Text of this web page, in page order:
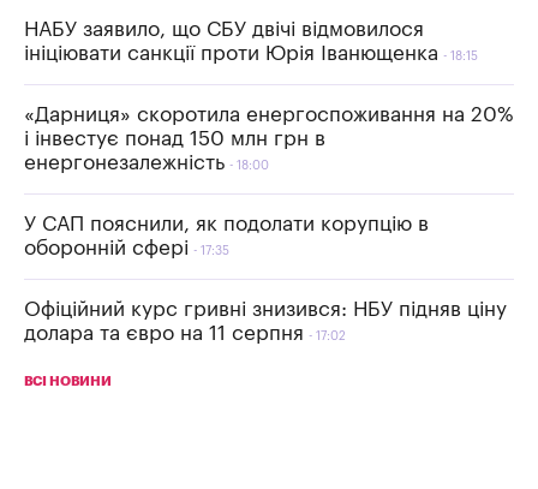
НАБУ заявило, що СБУ двічі відмовилося
ініціювати санкції проти Юрія Іванющенка
18:15
«Дарниця» скоротила енергоспоживання на 20%
і інвестує понад 150 млн грн в
енергонезалежність
18:00
У САП пояснили, як подолати корупцію в
оборонній сфері
17:35
Офіційний курс гривні знизився: НБУ підняв ціну
долара та євро на 11 серпня
17:02
ВСІ НОВИНИ